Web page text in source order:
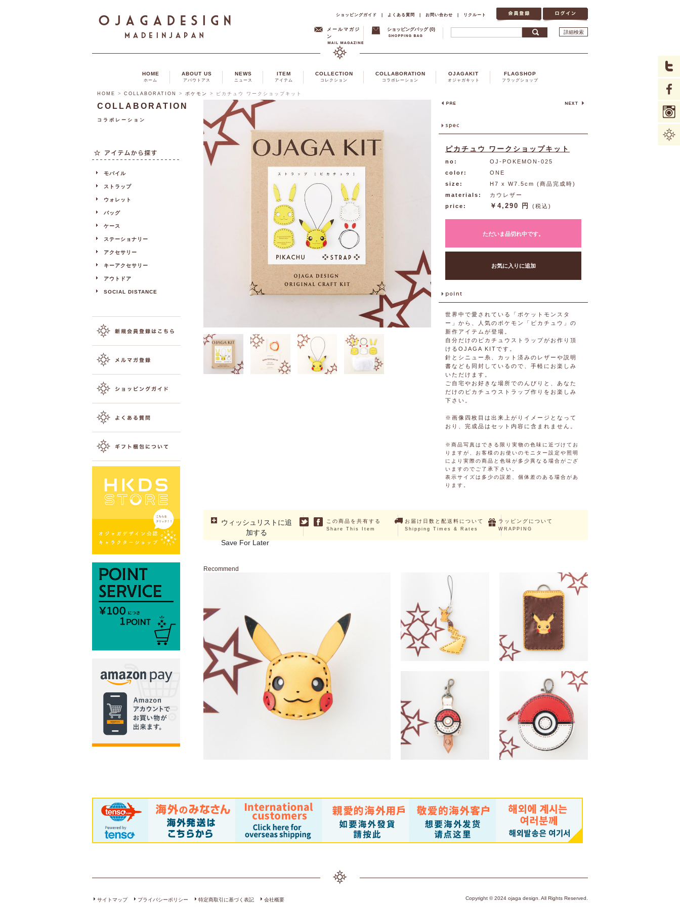
ショッピングガイド | よくある質問 | お問い合わせ | リクルート
メールマガジ
ン
ショッピングバッグ (0) 詳細検索
HOME
ホーム
ABOUT US
アバウトアス
NEWS
ニュース
ITEM
アイテム
COLLECTION
コレクション
COLLABORATION
コラボレーション
OJAGAKIT
オジャガキット
FLAGSHOP
フラッグショップ
HOME > COLLABORATION > ポケモン > ピカチュウ ワークショップキット
ピカチュウ ワークショップキット
no:
OJ-POKEMON-025
color:
ONE
size:
H7 x W7.5cm (商品完成時)
materials:
カウレザー
price:
￥4,290 円 (税込)
ただいま品切れ中です。
お気に入りに追加
世界中で愛されている「ポケットモンスタ
ー」から、人気のポケモン「ピカチュウ」の
新作アイテムが登場。
自分だけのピカチュウストラップがお作り頂
けるOJAGA KITです。
針とシニュー糸、カット済みのレザーや説明
書なども同封しているので、手軽にお楽しみ
いただけます。
ご自宅やお好きな場所でのんびりと、あなた
だけのピカチュウストラップ作りをお楽しみ
下さい。
※画像四枚目は出来上がりイメージとなって
おり、完成品はセット内容に含まれません。
※商品写真はできる限り実物の色味に近づけてお
りますが、お客様のお使いのモニター設定や照明
により実際の商品と色味が多少異なる場合がござ
いますのでご了承下さい。
表示サイズは多少の誤差、個体差のある場合があ
ります。
ウィッシュリストに追
加する
Save For Later
この商品を共有する
Share This Item
お届け日数と配送料について
Shipping Times & Rates
ラッピングについて
WRAPPING
Recommend
￥3,762 （税込）
ピカチュウカードケース
￥9,350 （税込）
COLLABORATION
コラボレーション
モバイル
ストラップ
ウォレット
バッグ
ケース
ステーショナリー
アクセサリー
キーアクセサリー
アウトドア
SOCIAL DISTANCE
サイトマップ プライバシーポリシー 特定商取引に基づく表記 会社概要 Copyright © 2024 ojaga design. All Rights Reserved.